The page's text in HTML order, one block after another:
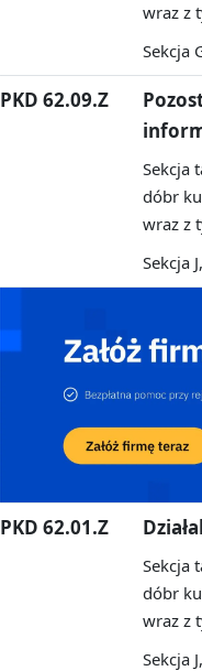
wraz z
Sekcja
PKD 62.09.Z
Sekcja
dóbr
wraz z
Sekcja
PKD 62.01.Z
Sekcja
dóbr
wraz z
Sekcja